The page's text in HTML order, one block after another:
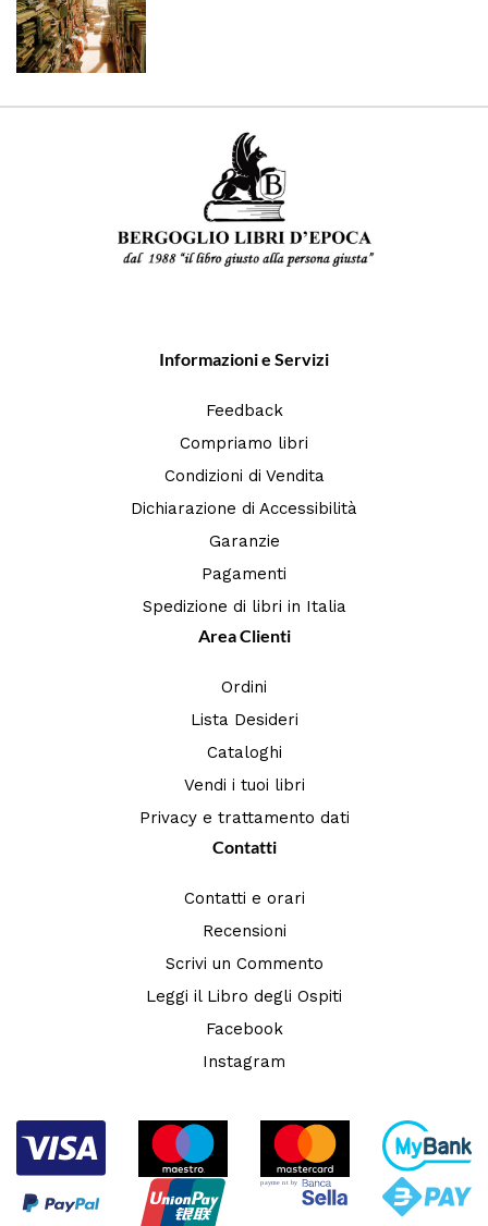
Informazioni e Servizi
Feedback
Compriamo libri
Condizioni di Vendita
Dichiarazione di Accessibilità
Garanzie
Pagamenti
Spedizione di libri in Italia
Area Clienti
Ordini
Lista Desideri
Cataloghi
Vendi i tuoi libri
Privacy e trattamento dati
Contatti
Contatti e orari
Recensioni
Scrivi un Commento
Leggi il Libro degli Ospiti
Facebook
Instagram